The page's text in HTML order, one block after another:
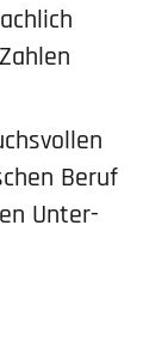
Beruf
Unter­